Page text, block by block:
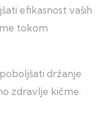
efikasnost vaših
tokom
držanje
zdravlje kičme.